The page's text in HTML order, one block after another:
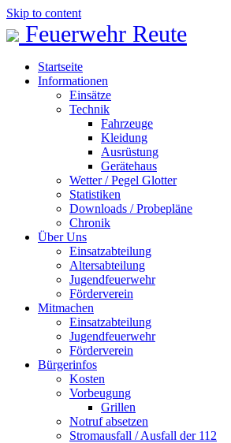
Skip to content
Feuerwehr Reute
Startseite
Informationen
Einsätze
Technik
Fahrzeuge
Kleidung
Ausrüstung
Gerätehaus
Wetter / Pegel Glotter
Statistiken
Downloads / Probepläne
Chronik
Über Uns
Einsatzabteilung
Altersabteilung
Jugendfeuerwehr
Förderverein
Mitmachen
Einsatzabteilung
Jugendfeuerwehr
Förderverein
Bürgerinfos
Kosten
Vorbeugung
Grillen
Notruf absetzen
Stromausfall / Ausfall der 112